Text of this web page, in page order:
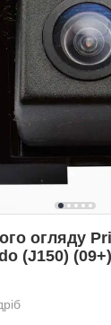
огляду
(J150) (09+)